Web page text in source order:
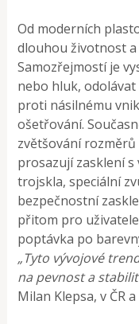
Od moderních
dlouhou životnost
Samozřejmostí je
nebo hluk,
proti násilnému
ošetřování.
zvětšování
prosazují zasklení
trojskla, speciální
bezpečnostní
přitom pro
poptávka po
„Tyto vývojové
na pevnost a
Milan Klepsa, v ČR